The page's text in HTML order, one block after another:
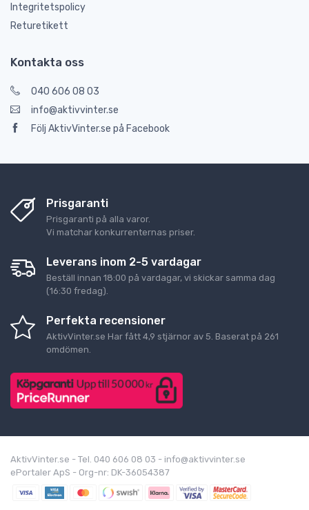
Integritetspolicy
Returetikett
Kontakta oss
040 606 08 03
info@aktivvinter.se
Följ AktivVinter.se på Facebook
Prisgaranti
Prisgaranti på alla varor.
Vi matchar konkurrenternas priser.
Leverans inom 2-5 vardagar
Beställ innan 18:00 på vardagar, vi skickar samma dag
(16:30 fredag).
Perfekta recensioner
AktivVinter.se Har fått 4,9 stjärnor av 5 . Baserat på 261
omdömen.
AktivVinter.se - Tel. 040 606 08 03 - info@aktivvinter.se
ePortaler ApS - Org-nr: DK-36054387